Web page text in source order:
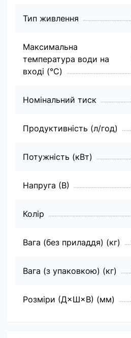
Тип живлення
Максимальна
температура води на
вході (°C)
Номінальний тиск
Продуктивність (л/год)
Потужність (кВт)
Напруга (В)
Колір
Вага (без приладдя) (кг)
Вага (з упаковкою) (кг)
Розміри (Д×Ш×В) (мм)